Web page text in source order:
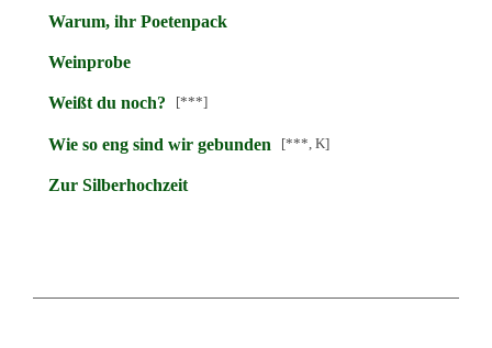
Warum, ihr Poetenpack
Weinprobe
Weißt du noch? [***]
Wie so eng sind wir gebunden [***, K]
Zur Silberhochzeit